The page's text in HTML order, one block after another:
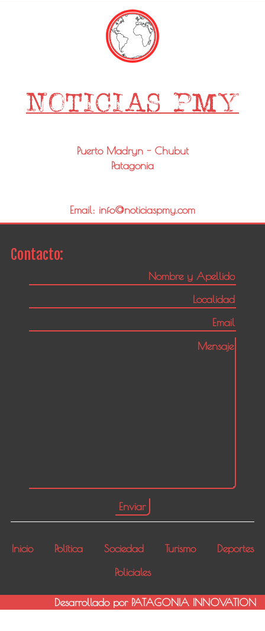
Puerto Madryn - Chubut
Patagonia
Email: info@noticiaspmy.com
Contacto:
Inicio Política Sociedad Turismo
Deportes
Policiales
Desarrollado por PATAGONIA INNOVATION